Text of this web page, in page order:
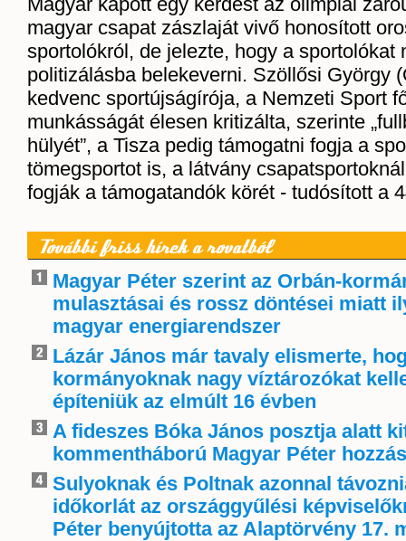
magyar csapat zászlaját vivő honosított
sportolókról, de jelezte, hogy a sportolókat
politizálásba belekeverni. Szöllősi György
kedvenc sportújságírója, a Nemzeti Sport
munkásságát élesen kritizálta, szerinte
hülyét”, a Tisza pedig támogatni fogja a
tömegsportot is, a látvány
fogják a támogatandók körét - tudósított a
További friss hírek a rovatból
Magyar Péter szerint az Orbán-
mulasztásai és rossz döntései miatt
magyar energiarendszer
Lázár János már tavaly elismerte,
kormányoknak nagy víztározókat
építeniük az elmúlt 16 évben
A fideszes Bóka János posztja alatt
kommentháború Magyar Péter
Sulyoknak és Poltnak azonnal
időkorlát az országgyűlési
Péter benyújtotta az Alaptörvény 17.